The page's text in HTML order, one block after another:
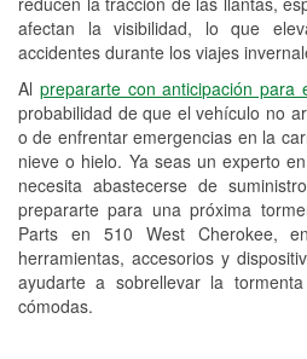
afectan la visibilidad, lo que
accidentes durante los viajes
Al prepararte con anticipación para
probabilidad de que el vehículo no
o de enfrentar emergencias en la
nieve o hielo. Ya seas un experto
necesita abastecerse de
prepararte para una próxima
Parts en 510 West Cherokee,
herramientas, accesorios y
ayudarte a sobrellevar la
cómodas.
Mezcla de pinturas
Rectificación de
freno
Mangueras
Snowstorm Supplies
Tornado Supplies
Conoce más